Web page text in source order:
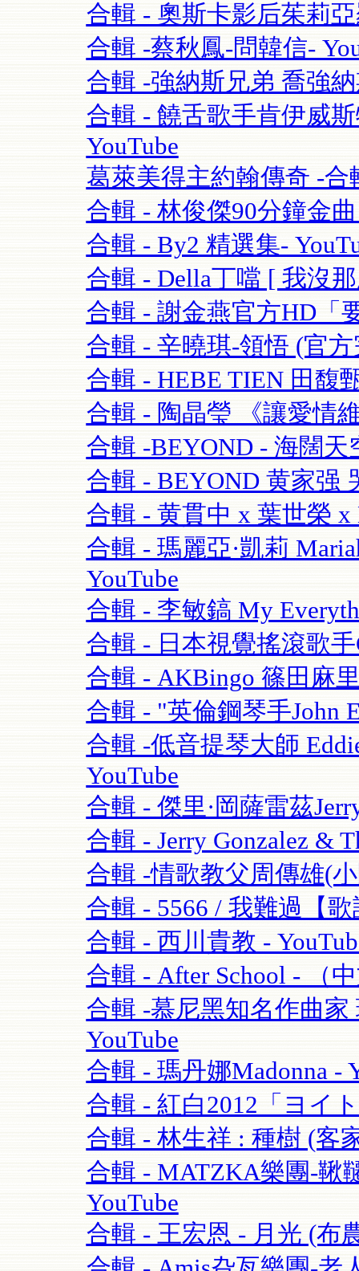
合輯 - 奧斯卡影后茱莉亞
合輯 -蔡秋鳳-問韓信-
合輯 -強納斯兄弟 喬強納
合輯 - 饒舌歌手肯伊威
YouTube
葛萊美得主約翰傳奇 -合
合輯 - 林俊傑90分鐘金
合輯 - By2 精選集-
合輯 - Della丁噹 [ 我沒
合輯 - 謝金燕官方HD「
合輯 - 辛曉琪-領悟 (官
合輯 - HEBE TIEN 田馥
合輯 - 陶晶瑩 《讓愛情
合輯 -BEYOND - 海闊天
合輯 - BEYOND 黄家强
合輯 - 黄貫中 x 葉世榮 x
合輯 - 瑪麗亞·凱莉
YouTube
合輯 - 李敏鎬 My
合輯 - 日本視覺搖滾歌手
合輯 - AKBingo 篠田麻
合輯 - "英倫鋼琴手John
合輯 -低音提琴大師
YouTube
合輯 - 傑里·岡薩雷茲
合輯 - Jerry Gonzalez &
合輯 -情歌教父周傳雄(
合輯 - 5566 / 我難過【
合輯 - 西川貴教 -
合輯 - After School - （
合輯 -慕尼黑知名作曲家
YouTube
合輯 - 瑪丹娜Madonna -
合輯 - 紅白2012「ヨイ
合輯 - 林生祥 : 種樹 (客
合輯 - MATZKA樂團-鞦
YouTube
合輯 - 王宏恩 - 月光 (布